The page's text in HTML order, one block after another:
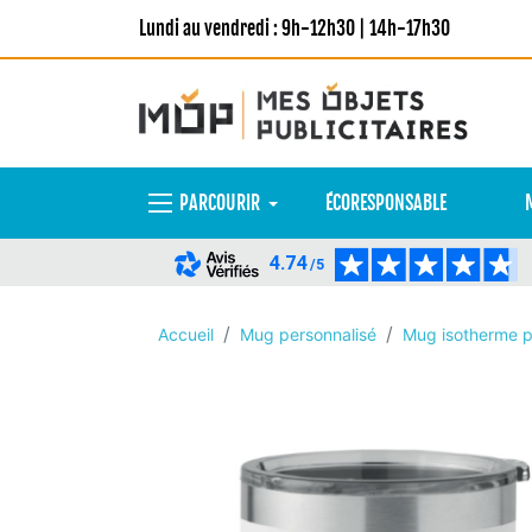
Lundi au vendredi : 9h-12h30 | 14h-17h30
PARCOURIR ÉCORESPONSABLE
4.74/5
Accueil Mug personnalisé Mug isotherme